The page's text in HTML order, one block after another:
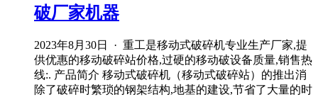
破厂家机器
2023年8月30日 · 重工是移动式破碎机专业生产厂家,提
供优惠的移动破碎站价格,过硬的移动破设备质量,销售热
线:. 产品简介 移动式破碎机（移动式破碎站）的推出消
除了破碎时繁琐的钢架结构,地基的建设,节省了大量的时